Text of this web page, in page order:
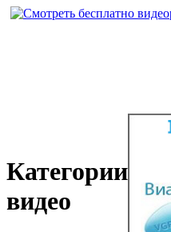
Категории
видео